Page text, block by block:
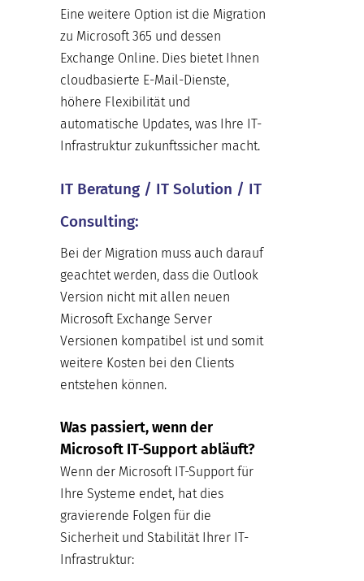
Eine weitere Option ist die Migration
zu Microsoft 365 und dessen
Exchange Online. Dies bietet Ihnen
cloudbasierte E-Mail-Dienste,
höhere Flexibilität und
automatische Updates, was Ihre IT-
Infrastruktur zukunftssicher macht.
IT Beratung / IT Solution / IT
Consulting:
Bei der Migration muss auch darauf
geachtet werden, dass die Outlook
Version nicht mit allen neuen
Microsoft Exchange Server
Versionen kompatibel ist und somit
weitere Kosten bei den Clients
entstehen können.
Was passiert, wenn der
Microsoft IT-Support abläuft?
Wenn der Microsoft IT-Support für
Ihre Systeme endet, hat dies
gravierende Folgen für die
Sicherheit und Stabilität Ihrer IT-
Infrastruktur: